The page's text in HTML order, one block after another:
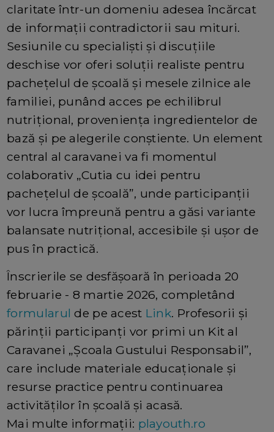
claritate într-un domeniu adesea încărcat
de informații contradictorii sau mituri.
Sesiunile cu specialiști și discuțiile
deschise vor oferi soluții realiste pentru
pachețelul de școală și mesele zilnice ale
familiei, punând acces pe echilibrul
nutrițional, proveniența ingredientelor de
bază și pe alegerile conștiente. Un element
central al caravanei va fi momentul
colaborativ „Cutia cu idei pentru
pachețelul de școală”, unde participanții
vor lucra împreună pentru a găsi variante
balansate nutrițional, accesibile și ușor de
pus în practică.
Înscrierile se desfășoară în perioada 20
februarie - 8 martie 2026, completând
formularul de pe acest Link. Profesorii și
părinții participanți vor primi un Kit al
Caravanei „Școala Gustului Responsabil”,
care include materiale educaționale și
resurse practice pentru continuarea
activităților în școală și acasă.
Mai multe informații: playouth.ro